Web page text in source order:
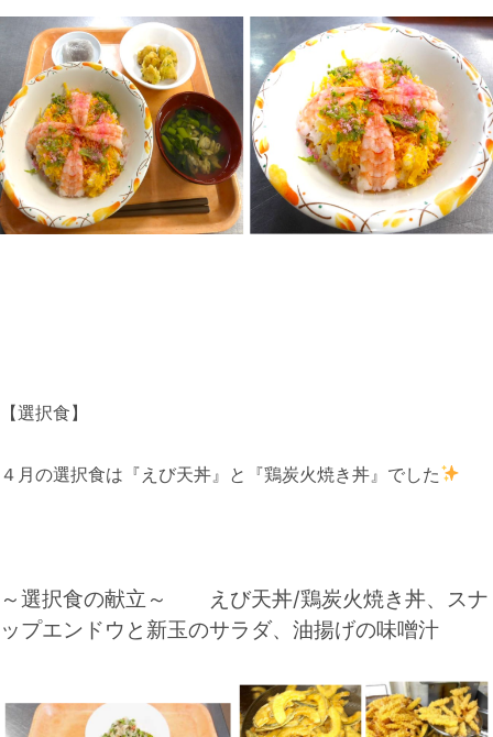
【選択食】
４月の選択食は『えび天丼』と『鶏炭火焼き丼』でした
～選択食の献立～ えび天丼/鶏炭火焼き丼、スナ
ップエンドウと新玉のサラダ、油揚げの味噌汁